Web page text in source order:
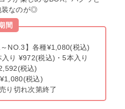
装なのが◎
間
NO.3】各種¥1,080(税込)
り ¥972(税込)・5本入り
税込)
税込)
り切れ次第終了